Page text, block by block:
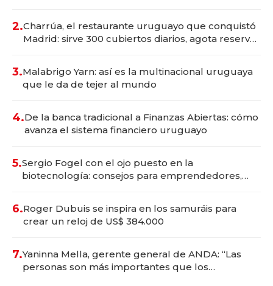
2.Charrúa, el restaurante uruguayo que conquistó
Madrid: sirve 300 cubiertos diarios, agota reservas
3.Malabrigo Yarn: así es la multinacional uruguaya
que le da de tejer al mundo
4.De la banca tradicional a Finanzas Abiertas: cómo
avanza el sistema financiero uruguayo
5.Sergio Fogel con el ojo puesto en la
biotecnología: consejos para emprendedores,
6.Roger Dubuis se inspira en los samuráis para
crear un reloj de US$ 384.000
7.Yaninna Mella, gerente general de ANDA: “Las
personas son más importantes que los